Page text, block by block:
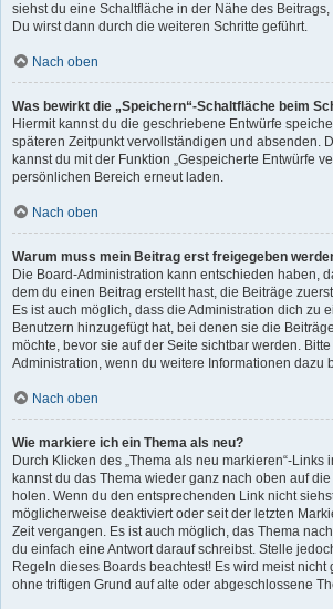
siehst du eine Schaltfläche in der Nähe des
Du wirst dann durch die weiteren Schritte geführt.
Nach oben
Was bewirkt die „Speichern“-Schaltfläche beim
Hiermit kannst du die geschriebene Entwürfe
späteren Zeitpunkt vervollständigen und absenden.
kannst du mit der Funktion „Gespeicherte Entwürfe
persönlichen Bereich erneut laden.
Nach oben
Warum muss mein Beitrag erst freigegeben
Die Board-Administration kann entschieden haben,
dem du einen Beitrag erstellt hast, die Beiträge
Es ist auch möglich, dass die Administration dich zu
Benutzern hinzugefügt hat, bei denen sie die
möchte, bevor sie auf der Seite sichtbar werden.
Administration, wenn du weitere Informationen dazu
Nach oben
Wie markiere ich ein Thema als neu?
Durch Klicken des „Thema als neu markieren“-Links
kannst du das Thema wieder ganz nach oben auf
holen. Wenn du den entsprechenden Link nicht
möglicherweise deaktiviert oder seit der letzten
Zeit vergangen. Es ist auch möglich, das Thema
du einfach eine Antwort darauf schreibst. Stelle
Regeln dieses Boards beachtest! Es wird meist nicht
ohne triftigen Grund auf alte oder abgeschlossene